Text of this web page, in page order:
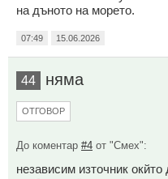
на дъното на морето.
07:49 15.06.2026
44 няма
ОТГОВОР
До коментар #4 от "Смех":
независим източник